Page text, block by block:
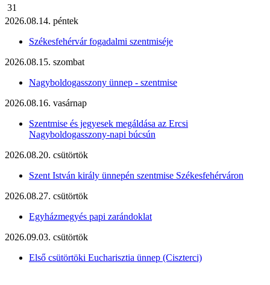
31
2026.08.14. péntek
Székesfehérvár fogadalmi szentmiséje
2026.08.15. szombat
Nagyboldogasszony ünnep - szentmise
2026.08.16. vasárnap
Szentmise és jegyesek megáldása az Ercsi
Nagyboldogasszony-napi búcsún
2026.08.20. csütörtök
Szent István király ünnepén szentmise Székesfehérváron
2026.08.27. csütörtök
Egyházmegyés papi zarándoklat
2026.09.03. csütörtök
Első csütörtöki Eucharisztia ünnep (Ciszterci)